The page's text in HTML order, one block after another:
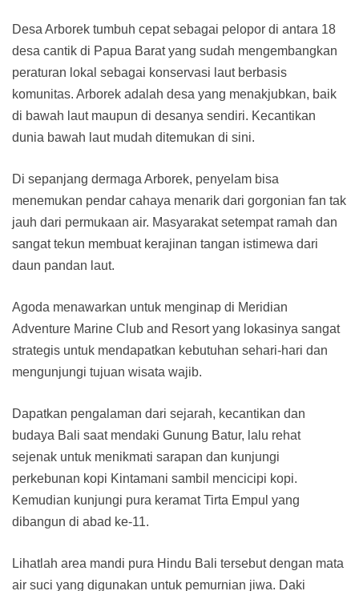
Desa Arborek tumbuh cepat sebagai pelopor di antara 18
desa cantik di Papua Barat yang sudah mengembangkan
peraturan lokal sebagai konservasi laut berbasis
komunitas. Arborek adalah desa yang menakjubkan, baik
di bawah laut maupun di desanya sendiri. Kecantikan
dunia bawah laut mudah ditemukan di sini.
Di sepanjang dermaga Arborek, penyelam bisa
menemukan pendar cahaya menarik dari gorgonian fan tak
jauh dari permukaan air. Masyarakat setempat ramah dan
sangat tekun membuat kerajinan tangan istimewa dari
daun pandan laut.
Agoda menawarkan untuk menginap di Meridian
Adventure Marine Club and Resort yang lokasinya sangat
strategis untuk mendapatkan kebutuhan sehari-hari dan
mengunjungi tujuan wisata wajib.
Dapatkan pengalaman dari sejarah, kecantikan dan
budaya Bali saat mendaki Gunung Batur, lalu rehat
sejenak untuk menikmati sarapan dan kunjungi
perkebunan kopi Kintamani sambil mencicipi kopi.
Kemudian kunjungi pura keramat Tirta Empul yang
dibangun di abad ke-11.
Lihatlah area mandi pura Hindu Bali tersebut dengan mata
air suci yang digunakan untuk pemurnian jiwa. Daki